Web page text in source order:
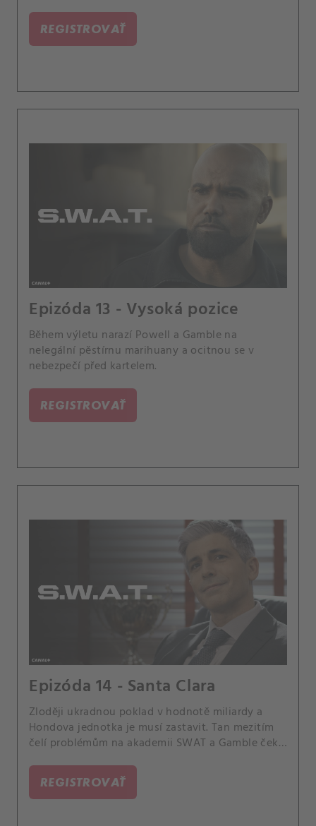
REGISTROVAŤ
Epizóda 13 - Vysoká pozice
Během výletu narazí Powell a Gamble na
nelegální pěstírnu marihuany a ocitnou se v
nebezpečí před kartelem.
REGISTROVAŤ
Epizóda 14 - Santa Clara
Zloději ukradnou poklad v hodnotě miliardy a
Hondova jednotka je musí zastavit. Tan mezitím
čelí problémům na akademii SWAT a Gamble čeká
REGISTROVAŤ